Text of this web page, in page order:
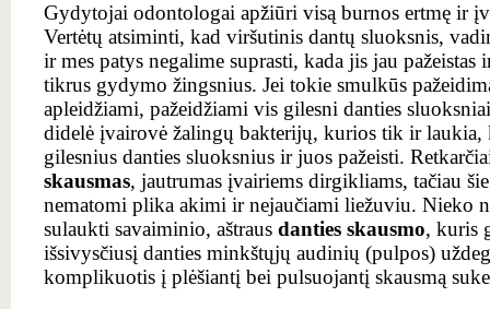
Gydytojai odontologai apžiūri visą burnos ertmę ir
Vertėtų atsiminti, kad viršutinis dantų sluoksnis,
ir mes patys negalime suprasti, kada jis jau
tikrus gydymo žingsnius. Jei tokie smulkūs
apleidžiami, pažeidžiami vis gilesni danties
didelė įvairovė žalingų bakterijų, kurios tik ir laukia,
gilesnius danties sluoksnius ir juos pažeisti.
skausmas, jautrumas įvairiems dirgikliams, tačiau
nematomi plika akimi ir nejaučiami liežuviu. Nieko
sulaukti savaiminio, aštraus danties skausmo, kuris
išsivysčiusį danties minkštųjų audinių (pulpos)
komplikuotis į plėšiantį bei pulsuojantį skausmą